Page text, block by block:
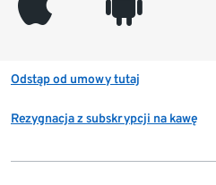
Odstąp od umowy tutaj
Rezygnacja z subskrypcji na kawę